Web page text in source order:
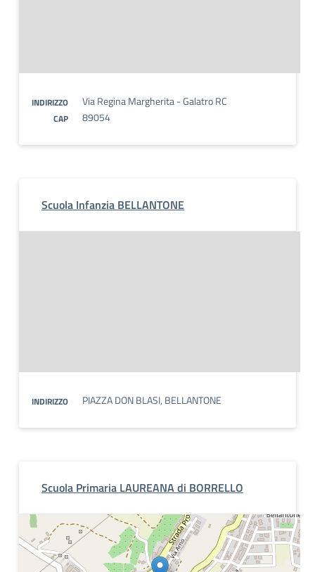
INDIRIZZO Via Regina Margherita - Galatro RC
CAP 89054
Scuola Infanzia BELLANTONE
INDIRIZZO PIAZZA DON BLASI, BELLANTONE
Scuola Primaria LAUREANA di BORRELLO